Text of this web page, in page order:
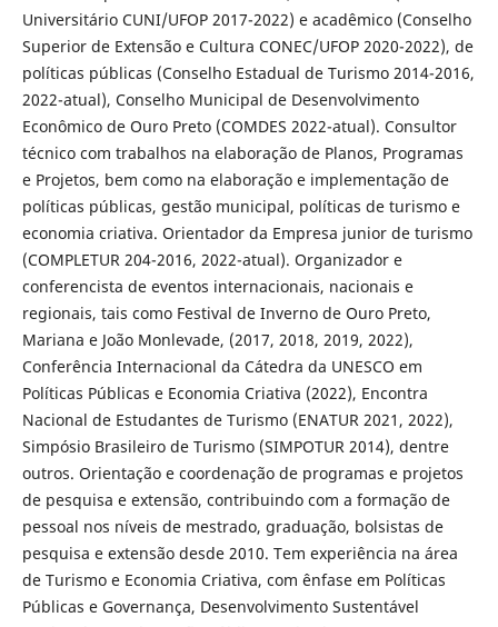
Universitário CUNI/UFOP 2017-2022) e acadêmico (Conselho
Superior de Extensão e Cultura CONEC/UFOP 2020-2022), de
políticas públicas (Conselho Estadual de Turismo 2014-2016,
2022-atual), Conselho Municipal de Desenvolvimento
Econômico de Ouro Preto (COMDES 2022-atual). Consultor
técnico com trabalhos na elaboração de Planos, Programas
e Projetos, bem como na elaboração e implementação de
políticas públicas, gestão municipal, políticas de turismo e
economia criativa. Orientador da Empresa junior de turismo
(COMPLETUR 204-2016, 2022-atual). Organizador e
conferencista de eventos internacionais, nacionais e
regionais, tais como Festival de Inverno de Ouro Preto,
Mariana e João Monlevade, (2017, 2018, 2019, 2022),
Conferência Internacional da Cátedra da UNESCO em
Políticas Públicas e Economia Criativa (2022), Encontra
Nacional de Estudantes de Turismo (ENATUR 2021, 2022),
Simpósio Brasileiro de Turismo (SIMPOTUR 2014), dentre
outros. Orientação e coordenação de programas e projetos
de pesquisa e extensão, contribuindo com a formação de
pessoal nos níveis de mestrado, graduação, bolsistas de
pesquisa e extensão desde 2010. Tem experiência na área
de Turismo e Economia Criativa, com ênfase em Políticas
Públicas e Governança, Desenvolvimento Sustentável